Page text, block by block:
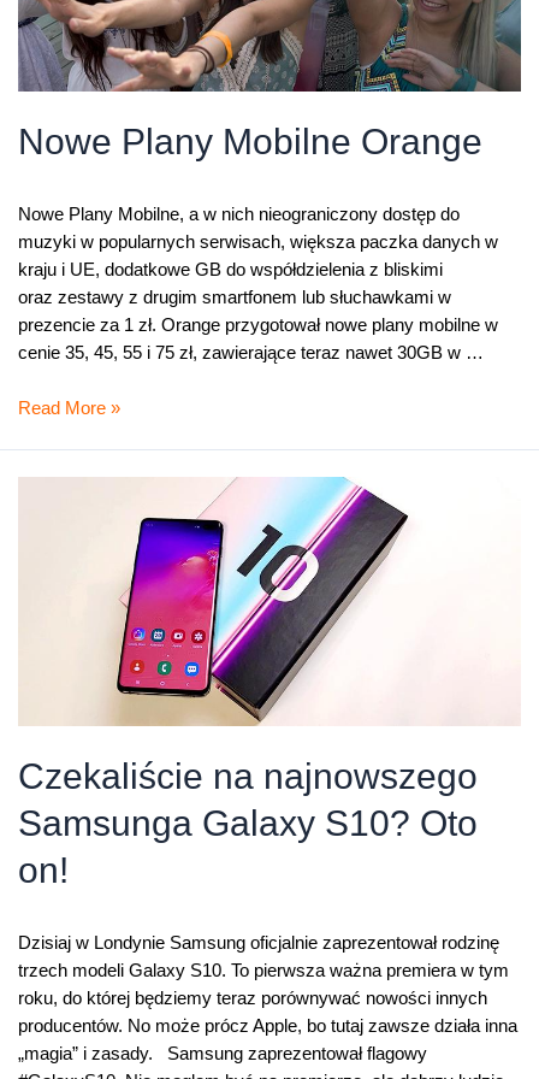
Nowe Plany Mobilne Orange
Nowe Plany Mobilne, a w nich nieograniczony dostęp do
muzyki w popularnych serwisach, większa paczka danych w
kraju i UE, dodatkowe GB do współdzielenia z bliskimi
oraz zestawy z drugim smartfonem lub słuchawkami w
prezencie za 1 zł. Orange przygotował nowe plany mobilne w
cenie 35, 45, 55 i 75 zł, zawierające teraz nawet 30GB w …
Nowe
Read More »
Czekaliście na najnowszego
Samsunga Galaxy S10? Oto
on!
Dzisiaj w Londynie Samsung oficjalnie zaprezentował rodzinę
trzech modeli Galaxy S10. To pierwsza ważna premiera w tym
roku, do której będziemy teraz porównywać nowości innych
producentów. No może prócz Apple, bo tutaj zawsze działa inna
„magia” i zasady. Samsung zaprezentował flagowy